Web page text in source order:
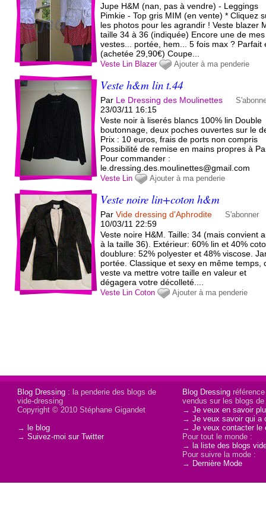
Jupe H&M (nan, pas à vendre) - Leggings
Pimkie - Top gris MIM (en vente) * Cliquez
les photos pour les agrandir ! Veste blazer
taille 34 à 36 (indiquée) Encore une de mes
vestes... portée, hem... 5 fois max ? Parfait
(achetée 29,90€) Coupe...
Veste Lin Blazer Ajouter à ma penderie
Veste h&m lin t.44
Par Le Dressing des Moulinettes
23/03/11 16:15
Veste noir à liserés blancs 100% lin Double
boutonnage, deux poches ouvertes sur le
Prix : 10 euros, frais de ports non compris
Possibilité de remise en mains propres à
Pour commander :
le.dressing.des.moulinettes@gmail.com
Veste Lin Ajouter à ma penderie
Veste noire lin+coton h&m
ParVide dressing d'Aphrodite S'abonner
10/03/11 22:59
Veste noire H&M. Taille: 34 (mais convient
à la taille 36). Extérieur: 60% lin et 40%
doublure: 52% polyester et 48% viscose.
portée. Classique et sexy en même temps,
veste va mettre votre taille en valeur et
dégagera votre décolleté....
Veste Lin Coton Ajouter à ma penderie
Blog Dressing : la penderie des blogs de
vide-dressing
Copyright © 2010 Stéphane Gigandet
→ le blog
→Suivez-moi sur Twitter
Blog Dressing
vendus sur les blogs
→Je veux en savoir
→Je veux savoir qui a
→Je veux contacter le
Pour tout le monde :
→ la liste des blogs
Pour suivre la mode :
→ Dernière Mode